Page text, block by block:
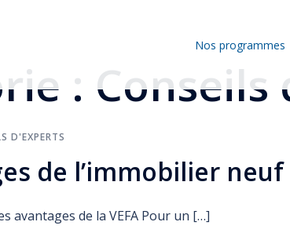
Nos programmes
: Conseils
D'EXPERTS
de l’immobilier neuf
avantages de la VEFA Pour un […]